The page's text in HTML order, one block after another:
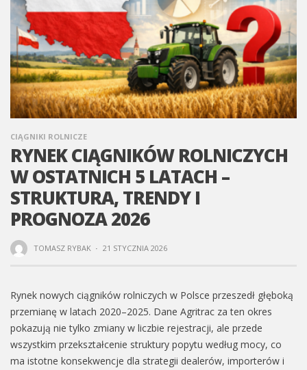
CIĄGNIKI ROLNICZE
RYNEK CIĄGNIKÓW ROLNICZYCH
W OSTATNICH 5 LATACH –
STRUKTURA, TRENDY I
PROGNOZA 2026
TOMASZ RYBAK · 21 STYCZNIA 2026
Rynek nowych ciągników rolniczych w Polsce przeszedł głęboką
przemianę w latach 2020–2025. Dane Agritrac za ten okres
pokazują nie tylko zmiany w liczbie rejestracji, ale przede
wszystkim przekształcenie struktury popytu według mocy, co
ma istotne konsekwencje dla strategii dealerów, importerów i